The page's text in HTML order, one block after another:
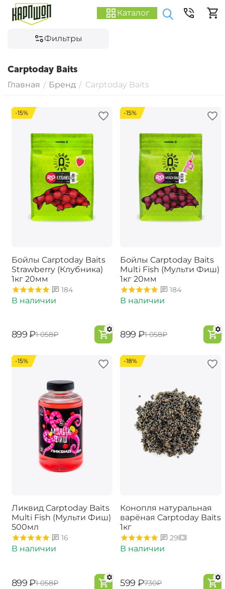
Каталог
Фильтры
Carptoday Baits
Главная / Бренд / Carptoday Baits
-15%
Бойлы Carptoday Baits
Strawberry (Клубника)
1кг 20мм
184
В наличии
‍899‍ ₽‍1 058‍₽
-15%
Бойлы Carptoday Baits
Multi Fish (Мульти Фиш)
1кг 20мм
184
В наличии
‍899‍ ₽‍1 058‍₽
-15%
Ликвид Carptoday Baits
Multi Fish (Мульти Фиш)
500мл
16
В наличии
‍899‍ ₽‍1 058‍₽
-18%
Конопля натуральная
варёная Carptoday Baits
1кг
29
В наличии
‍599‍ ₽‍730‍₽